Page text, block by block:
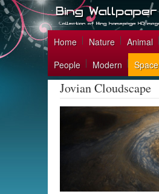
Home Nature Animal
People
Modern Space
Jovian Cloudscape